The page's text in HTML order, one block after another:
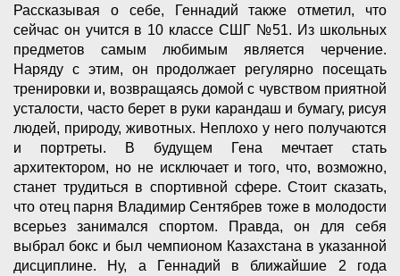
Рассказывая о себе, Геннадий также отметил, что
сейчас он учится в 10 классе СШГ №51. Из школьных
предметов самым любимым является черчение.
Наряду с этим, он продолжает регулярно посещать
тренировки и, возвращаясь домой с чувством приятной
усталости, часто берет в руки карандаш и бумагу, рисуя
людей, природу, животных. Неплохо у него получаются
и портреты. В будущем Гена мечтает стать
архитектором, но не исключает и того, что, возможно,
станет трудиться в спортивной сфере. Стоит сказать,
что отец парня Владимир Сентябрев тоже в молодости
всерьез занимался спортом. Правда, он для себя
выбрал бокс и был чемпионом Казахстана в указанной
дисциплине. Ну, а Геннадий в ближайшие 2 года